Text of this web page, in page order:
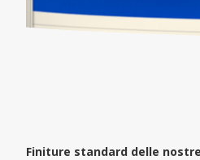
Finiture standard delle